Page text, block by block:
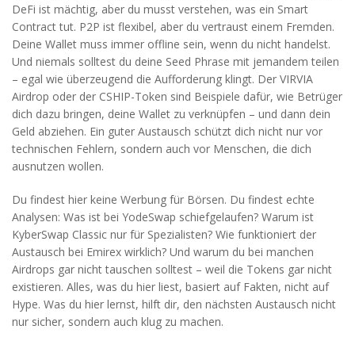
DeFi ist mächtig, aber du musst verstehen, was ein Smart
Contract tut. P2P ist flexibel, aber du vertraust einem Fremden.
Deine Wallet muss immer offline sein, wenn du nicht handelst.
Und niemals solltest du deine Seed Phrase mit jemandem teilen
– egal wie überzeugend die Aufforderung klingt. Der VIRVIA
Airdrop oder der CSHIP-Token sind Beispiele dafür, wie Betrüger
dich dazu bringen, deine Wallet zu verknüpfen – und dann dein
Geld abziehen. Ein guter Austausch schützt dich nicht nur vor
technischen Fehlern, sondern auch vor Menschen, die dich
ausnutzen wollen.
Du findest hier keine Werbung für Börsen. Du findest echte
Analysen: Was ist bei YodeSwap schiefgelaufen? Warum ist
KyberSwap Classic nur für Spezialisten? Wie funktioniert der
Austausch bei Emirex wirklich? Und warum du bei manchen
Airdrops gar nicht tauschen solltest – weil die Tokens gar nicht
existieren. Alles, was du hier liest, basiert auf Fakten, nicht auf
Hype. Was du hier lernst, hilft dir, den nächsten Austausch nicht
nur sicher, sondern auch klug zu machen.